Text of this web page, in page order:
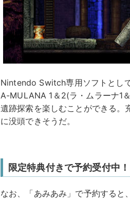
Nintendo Switch専用ソフトとし
A-MULANA 1＆2(ラ・ムラーナ1
遺跡探索を楽しむことができる。
に没頭できそうだ。
限定特典付きで予約受付中！
なお、「あみあみ」で予約すると